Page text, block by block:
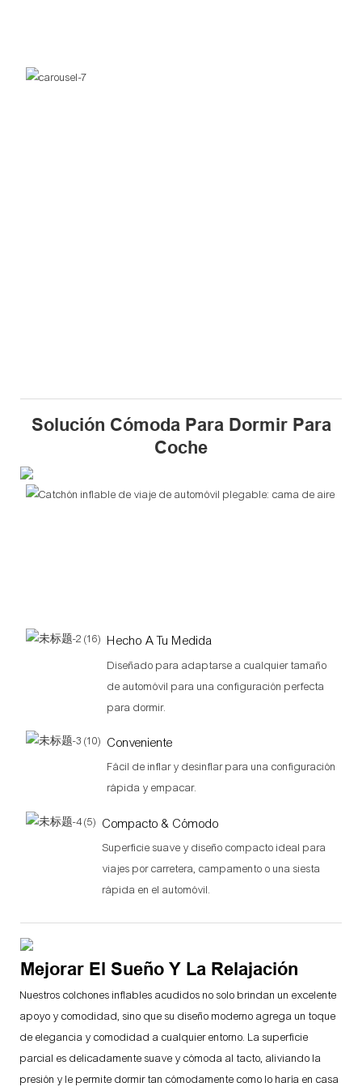
Solución Cómoda Para Dormir Para
Coche
Hecho A Tu Medida
Diseñado para adaptarse a cualquier tamaño
de automóvil para una configuración perfecta
para dormir.
Conveniente
Fácil de inflar y desinflar para una configuración
rápida y empacar.
Compacto & Cómodo
Superficie suave y diseño compacto ideal para
viajes por carretera, campamento o una siesta
rápida en el automóvil.
Mejorar El Sueño Y La Relajación
Nuestros colchones inflables acudidos no solo brindan un excelente
apoyo y comodidad, sino que su diseño moderno agrega un toque
de elegancia y comodidad a cualquier entorno. La superficie
parcial es delicadamente suave y cómoda al tacto, aliviando la
presión y le permite dormir tan cómodamente como lo haría en casa